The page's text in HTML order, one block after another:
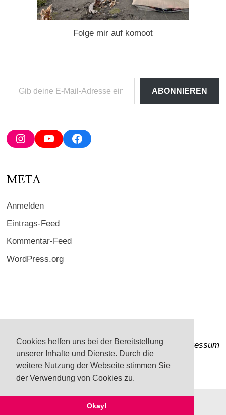
Cookies helfen uns bei der Bereitstellung
unserer Inhalte und Dienste. Durch die
weitere Nutzung der Webseite stimmen Sie
der Verwendung von Cookies zu.
Okay!
Folge mir auf komoot
deine
Adresse
ein ...
ABONNIEREN
InstagramYouTubeFacebook
META
Anmelden
Eintrags-Feed
Kommentar-Feed
WordPress.org
Impressum
Copyright © 2026